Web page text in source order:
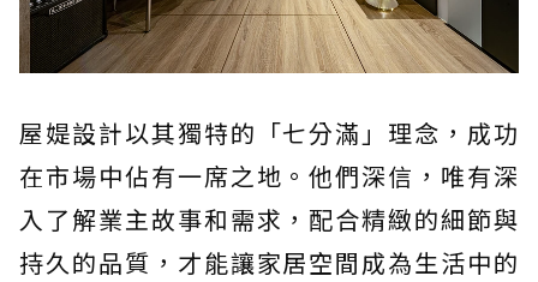
屋媞設計以其獨特的「七分滿」理念，成功
在市場中佔有一席之地。他們深信，唯有深
入了解業主故事和需求，配合精緻的細節與
持久的品質，才能讓家居空間成為生活中的